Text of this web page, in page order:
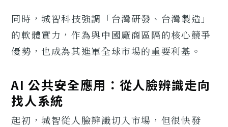
同時，城智科技強調「台灣研發、台灣製造」
的軟體實力，作為與中國廠商區隔的核心競爭
優勢，也成為其進軍全球市場的重要利基。
AI 公共安全應用：從人臉辨識走向
找人系統
起初，城智從人臉辨識切入市場，但很快發